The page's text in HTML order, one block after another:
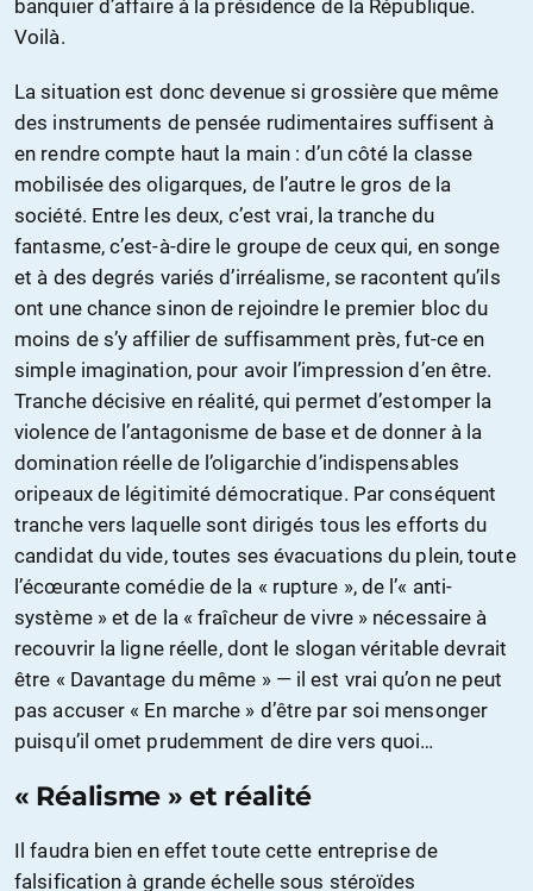
banquier d’affaire à la présidence de la République.
Voilà.
La situation est donc devenue si grossière que même
des instruments de pensée rudimentaires suffisent à
en rendre compte haut la main : d’un côté la classe
mobilisée des oligarques, de l’autre le gros de la
société. Entre les deux, c’est vrai, la tranche du
fantasme, c’est-à-dire le groupe de ceux qui, en songe
et à des degrés variés d’irréalisme, se racontent qu’ils
ont une chance sinon de rejoindre le premier bloc du
moins de s’y affilier de suffisamment près, fut-ce en
simple imagination, pour avoir l’impression d’en être.
Tranche décisive en réalité, qui permet d’estomper la
violence de l’antagonisme de base et de donner à la
domination réelle de l’oligarchie d’indispensables
oripeaux de légitimité démocratique. Par conséquent
tranche vers laquelle sont dirigés tous les efforts du
candidat du vide, toutes ses évacuations du plein, toute
l’écœurante comédie de la « rupture », de l’« anti-
système » et de la « fraîcheur de vivre » nécessaire à
recouvrir la ligne réelle, dont le slogan véritable devrait
être « Davantage du même » — il est vrai qu’on ne peut
pas accuser « En marche » d’être par soi mensonger
puisqu’il omet prudemment de dire vers quoi…
« Réalisme » et réalité
Il faudra bien en effet toute cette entreprise de
falsification à grande échelle sous stéroïdes